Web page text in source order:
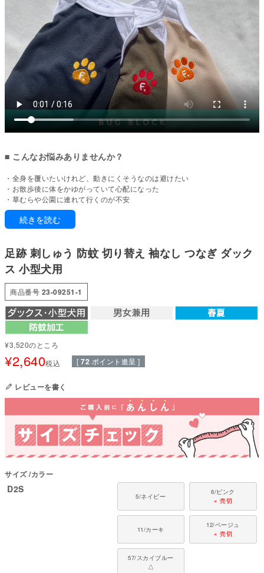
■ こんなお悩みありませんか？
・全身を覆いたいけれど、動きにくそうなのは避けたい
・お散歩後に体をかゆがっていて心配になった
・草むらや公園に連れて行くのが不安
・フィラリア予防の薬はしているが、蚊が気になる季節のお散歩にも気を配
りたい。
・ノミが家の中に持ち込まれないか心配
薄手のトリエント素材×接触冷感メッシュの春夏用のつなぎ
お部屋着にも、お散歩にも。豊富なサイズ展開で、その子にぴったりの一着
が見つかります。
体の大部分を薄手のトリエント素材でやさしくカバーしながら、胸まわりに
は接触冷感メッシュを使用しました。 胸まわりは、意外と熱やムレがこもり
やすい部分。そこに通気性のあるメッシュ素材を組み合わせることで、暑い
季節も軽やかな着心地をサポートします。 虫が気になる季節や、春夏の室内
着として使いやすい、薄手で着せやすいつなぎです。
■ 本製品の特徴
【お腹から後ろ足までを包む形】
着せ替えもスムーズ。
【トリエント素材使用】
蚊や虫が気になる季節のお散歩や外遊びにおすすめ。公園や草むら、ドッグ
ランなど、夏のお出かけシーンにも活躍します。
■ 素材・機能について
・殺虫成分に頼らない素材なので、毎日の着用にも配慮。小さな子やペット
の肌にもやさしい仕様。
・繰り返しのお洗濯にも配慮した、扱いやすい素材。
●メッシュ：接触冷感MESH(ポリエステル100%)
●部分使い：40スパンテレコ(綿95%・ポリウレタン5%)
続きを読む
足跡 刺しゅう 防蚊 切り替え 袖なし つなぎ ダック
ス 小型犬用
商品番号 23-09251-1
¥3,520のところ
¥2,640税込 [ 72 ポイント進呈 ]
レビューを書く
サイズ カラー
D2S
5/ネイビー
6/ピンク
× 売切
11/カーキ
12/ベージュ
× 売切
57/スカイブルー
△